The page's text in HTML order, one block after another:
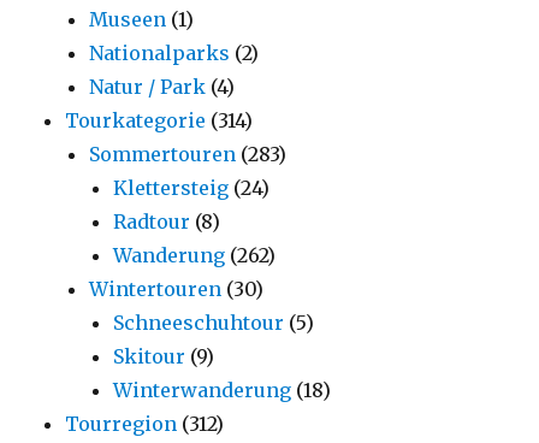
Museen (1)
Nationalparks (2)
Natur / Park (4)
Tourkategorie (314)
Sommertouren (283)
Klettersteig (24)
Radtour (8)
Wanderung (262)
Wintertouren (30)
Schneeschuhtour (5)
Skitour (9)
Winterwanderung (18)
Tourregion (312)